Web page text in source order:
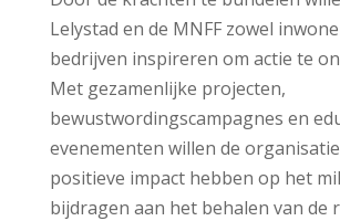
Lelystad en de MNFF zowel
bedrijven inspireren om actie te
Met gezamenlijke projecten,
bewustwordingscampagnes en
evenementen willen de
positieve impact hebben op het
bijdragen aan het behalen van de